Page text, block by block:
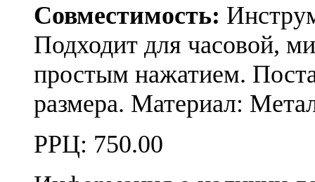
Совместимость:
Подходит для часовой,
простым нажатием.
размера. Материал:
РРЦ: 750.00